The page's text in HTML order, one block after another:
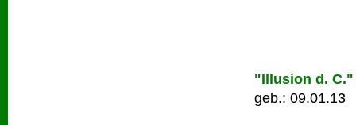
"Illusion d. C."
geb.: 09.01.13